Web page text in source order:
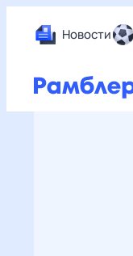
Новости